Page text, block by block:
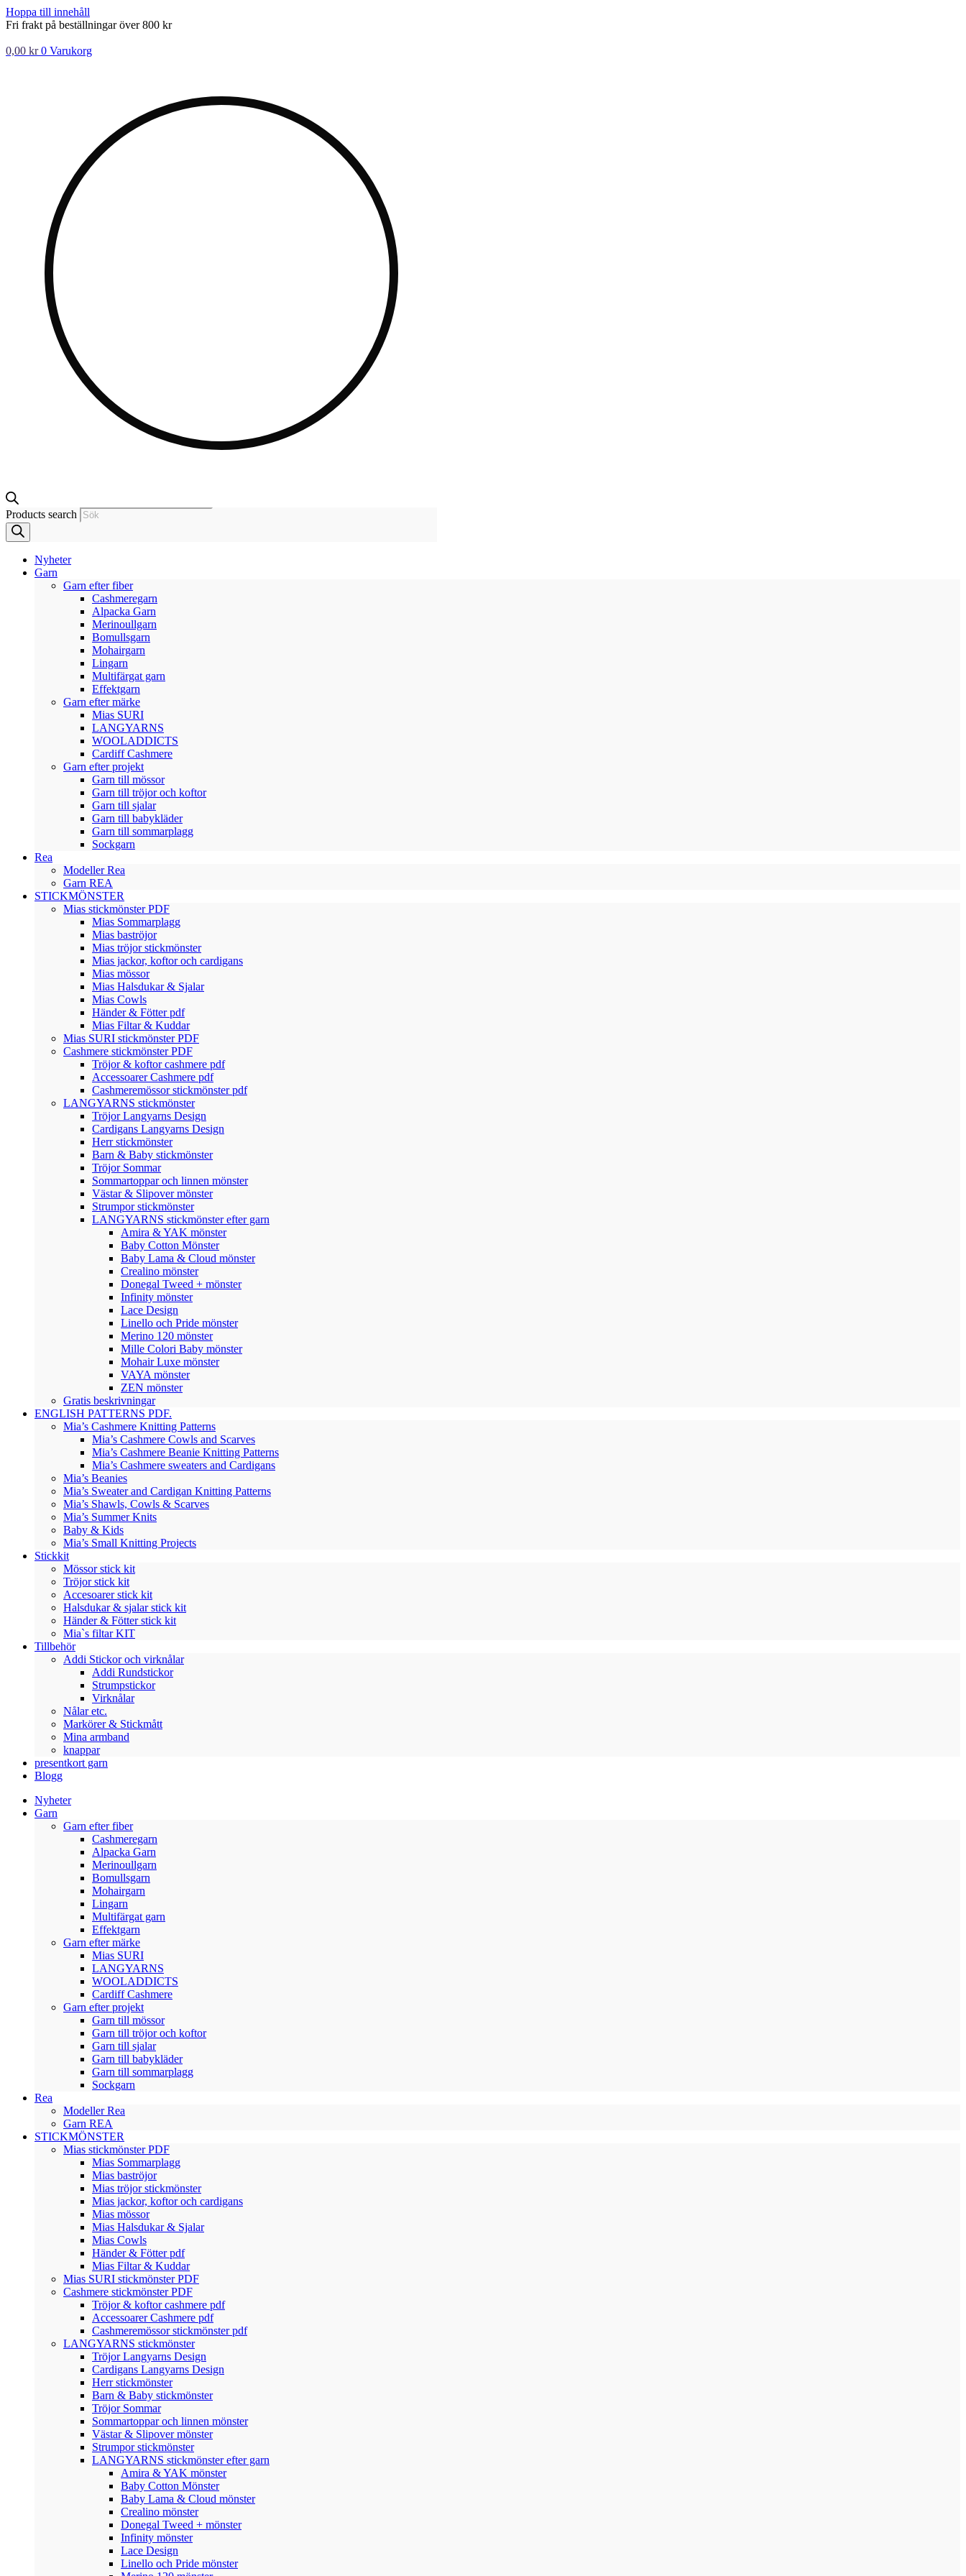
Hoppa till innehåll
Fri frakt på beställningar över 800 kr
0,00 kr 0 Varukorg
Products search
Nyheter
Garn
Garn efter fiber
Cashmeregarn
Alpacka Garn
Merinoullgarn
Bomullsgarn
Mohairgarn
Lingarn
Multifärgat garn
Effektgarn
Garn efter märke
Mias SURI
LANGYARNS
WOOLADDICTS
Cardiff Cashmere
Garn efter projekt
Garn till mössor
Garn till tröjor och koftor
Garn till sjalar
Garn till babykläder
Garn till sommarplagg
Sockgarn
Rea
Modeller Rea
Garn REA
STICKMÖNSTER
Mias stickmönster PDF
Mias Sommarplagg
Mias baströjor
Mias tröjor stickmönster
Mias jackor, koftor och cardigans
Mias mössor
Mias Halsdukar & Sjalar
Mias Cowls
Händer & Fötter pdf
Mias Filtar & Kuddar
Mias SURI stickmönster PDF
Cashmere stickmönster PDF
Tröjor & koftor cashmere pdf
Accessoarer Cashmere pdf
Cashmeremössor stickmönster pdf
LANGYARNS stickmönster
Tröjor Langyarns Design
Cardigans Langyarns Design
Herr stickmönster
Barn & Baby stickmönster
Tröjor Sommar
Sommartoppar och linnen mönster
Västar & Slipover mönster
Strumpor stickmönster
LANGYARNS stickmönster efter garn
Amira & YAK mönster
Baby Cotton Mönster
Baby Lama & Cloud mönster
Crealino mönster
Donegal Tweed + mönster
Infinity mönster
Lace Design
Linello och Pride mönster
Merino 120 mönster
Mille Colori Baby mönster
Mohair Luxe mönster
VAYA mönster
ZEN mönster
Gratis beskrivningar
ENGLISH PATTERNS PDF.
Mia’s Cashmere Knitting Patterns
Mia’s Cashmere Cowls and Scarves
Mia’s Cashmere Beanie Knitting Patterns
Mia’s Cashmere sweaters and Cardigans
Mia’s Beanies
Mia’s Sweater and Cardigan Knitting Patterns
Mia’s Shawls, Cowls & Scarves
Mia’s Summer Knits
Baby & Kids
Mia’s Small Knitting Projects
Stickkit
Mössor stick kit
Tröjor stick kit
Accesoarer stick kit
Halsdukar & sjalar stick kit
Händer & Fötter stick kit
Mia`s filtar KIT
Tillbehör
Addi Stickor och virknålar
Addi Rundstickor
Strumpstickor
Virknålar
Nålar etc.
Markörer & Stickmått
Mina armband
knappar
presentkort garn
Blogg
Nyheter
Garn
Garn efter fiber
Cashmeregarn
Alpacka Garn
Merinoullgarn
Bomullsgarn
Mohairgarn
Lingarn
Multifärgat garn
Effektgarn
Garn efter märke
Mias SURI
LANGYARNS
WOOLADDICTS
Cardiff Cashmere
Garn efter projekt
Garn till mössor
Garn till tröjor och koftor
Garn till sjalar
Garn till babykläder
Garn till sommarplagg
Sockgarn
Rea
Modeller Rea
Garn REA
STICKMÖNSTER
Mias stickmönster PDF
Mias Sommarplagg
Mias baströjor
Mias tröjor stickmönster
Mias jackor, koftor och cardigans
Mias mössor
Mias Halsdukar & Sjalar
Mias Cowls
Händer & Fötter pdf
Mias Filtar & Kuddar
Mias SURI stickmönster PDF
Cashmere stickmönster PDF
Tröjor & koftor cashmere pdf
Accessoarer Cashmere pdf
Cashmeremössor stickmönster pdf
LANGYARNS stickmönster
Tröjor Langyarns Design
Cardigans Langyarns Design
Herr stickmönster
Barn & Baby stickmönster
Tröjor Sommar
Sommartoppar och linnen mönster
Västar & Slipover mönster
Strumpor stickmönster
LANGYARNS stickmönster efter garn
Amira & YAK mönster
Baby Cotton Mönster
Baby Lama & Cloud mönster
Crealino mönster
Donegal Tweed + mönster
Infinity mönster
Lace Design
Linello och Pride mönster